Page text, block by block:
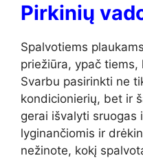
Pirkinių
Spalvotiems
priežiūra, ypač
Svarbu pasirinkti ne
kondicionierių, bet ir
gerai išvalyti sruogas
lyginančiomis ir
nežinote, kokį